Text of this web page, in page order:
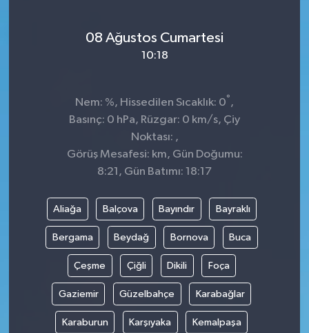
08 Ağustos Cumartesi
10:18
Nem: %, Hissedilen Sıcaklık: 0° ,
Basınç: 0 hPa, Rüzgar: 0 km/s, Çiy
Noktası: ,
Görüş Mesafesi: km, Gün Doğumu:
8:21, Gün Batımı: 18:17
Aliağa Balçova Bayındır Bayraklı
Bergama Beydağ Bornova Buca
Çeşme Çiğli Dikili Foça
Gaziemir Güzelbahçe Karabağlar
Karaburun Karşıyaka Kemalpaşa